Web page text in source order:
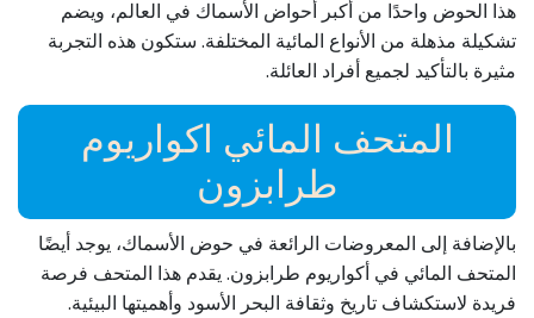
هذا الحوض واحدًا من أكبر أحواض الأسماك في العالم، ويضم
تشكيلة مذهلة من الأنواع المائية المختلفة. ستكون هذه التجربة
مثيرة بالتأكيد لجميع أفراد العائلة.
المتحف المائي اكواريوم
طرابزون
بالإضافة إلى المعروضات الرائعة في حوض الأسماك، يوجد أيضًا
المتحف المائي في أكواريوم طرابزون. يقدم هذا المتحف فرصة
فريدة لاستكشاف تاريخ وثقافة البحر الأسود وأهميتها البيئية.